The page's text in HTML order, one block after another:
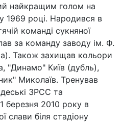
найкращим голом на
1969 році. Народився в
команді сукняної
за команду заводу ім. Ф.
Також захищав кольори
"Динамо" Київ (дубль),
Миколаїв. Тренував
ЗРСС та
березня 2010 року в
слави біля стадіону